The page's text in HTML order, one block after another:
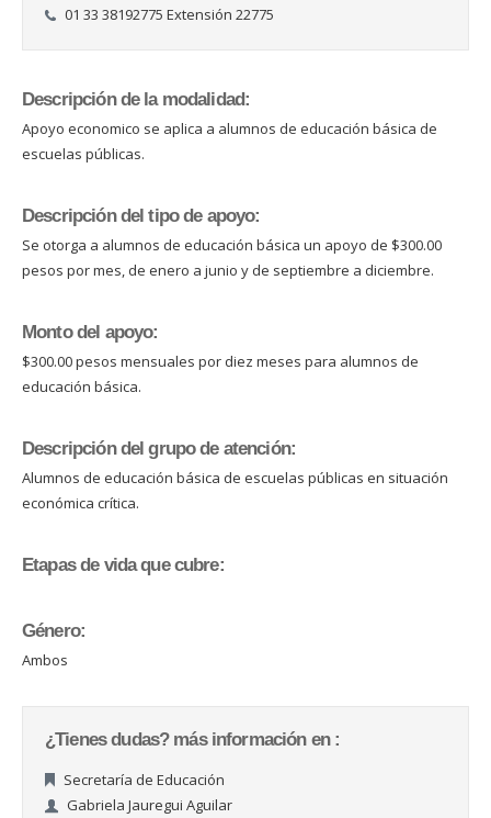
01 33 38192775 Extensión 22775
Descripción de la modalidad:
Apoyo economico se aplica a alumnos de educación básica de
escuelas públicas.
Descripción del tipo de apoyo:
Se otorga a alumnos de educación básica un apoyo de $300.00
pesos por mes, de enero a junio y de septiembre a diciembre.
Monto del apoyo:
$300.00 pesos mensuales por diez meses para alumnos de
educación básica.
Descripción del grupo de atención:
Alumnos de educación básica de escuelas públicas en situación
económica crítica.
Etapas de vida que cubre:
Género:
Ambos
¿Tienes dudas? más información en :
Secretaría de Educación
Gabriela Jauregui Aguilar